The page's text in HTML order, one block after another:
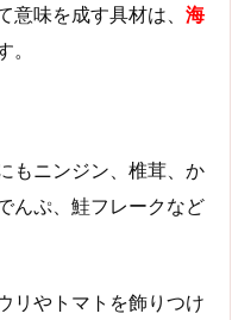
味を成す具材は、 海
。
もニンジン、椎茸、か
んぷ、鮭フレークなど
リやトマトを飾りつけ